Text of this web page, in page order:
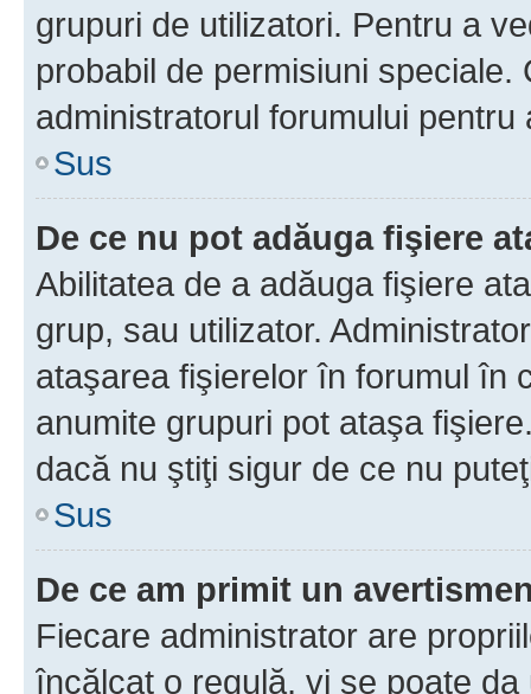
grupuri de utilizatori. Pentru a
probabil de permisiuni
administratorul forumului pentru
Sus
De ce nu pot adăuga fişiere
Abilitatea de a adăuga fişiere
grup, sau utilizator.
ataşarea fişierelor în forumul în
anumite grupuri pot ataşa
dacă nu ştiţi sigur de ce nu
Sus
De ce am primit un
Fiecare administrator are
încălcat o regulă, vi se poate